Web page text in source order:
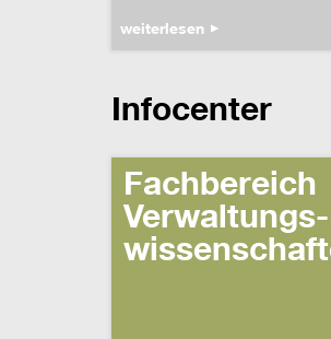
weiterlesen
Infocenter
Fachbereich
Verwaltungs-